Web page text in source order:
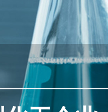
泡及润
子化学